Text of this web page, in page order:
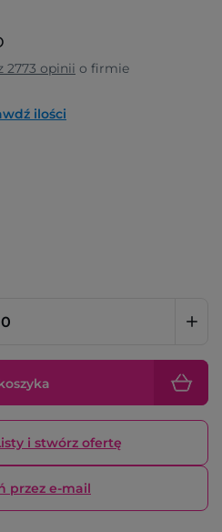
2773 opinii o firmie
ilości
i stwórz ofertę
przez e-mail